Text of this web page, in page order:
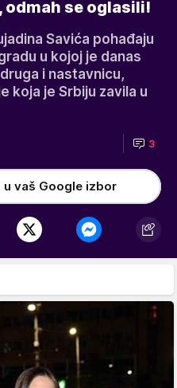
se oglasili!
Savića pohađaju
u kojoj je danas
i nastavnicu,
koja je Srbiju zavila u
3
u vaš Google izbor